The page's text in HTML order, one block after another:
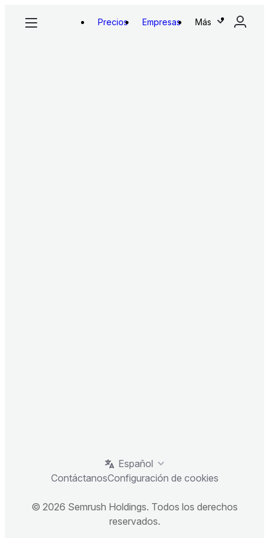
Precios Empresas Más
Español
ContáctanosConfiguración de cookies
© 2026 Semrush Holdings. Todos los derechos
reservados.